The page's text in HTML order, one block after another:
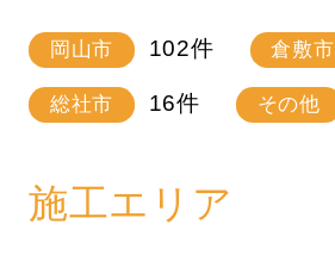
岡山市 102件 倉敷市
総社市 16件 その他
施工エリア